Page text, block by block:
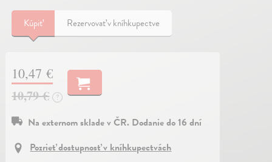
Kúpiť Rezervovať v kníhkupectve
10,47 €
10,79 €
?
Na externom sklade v ČR. Dodanie do 16 dní
Pozrieť dostupnosť v kníhkupectvách